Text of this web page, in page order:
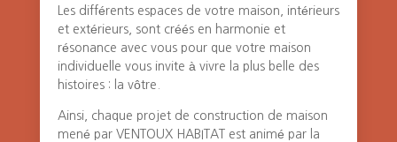
Les différents espaces de votre maison, intérieurs
et extérieurs, sont créés en harmonie et
résonance avec vous pour que votre maison
individuelle vous invite à vivre la plus belle des
histoires : la vôtre.
Ainsi, chaque projet de construction de maison
mené par VENTOUX HABITAT est animé par la